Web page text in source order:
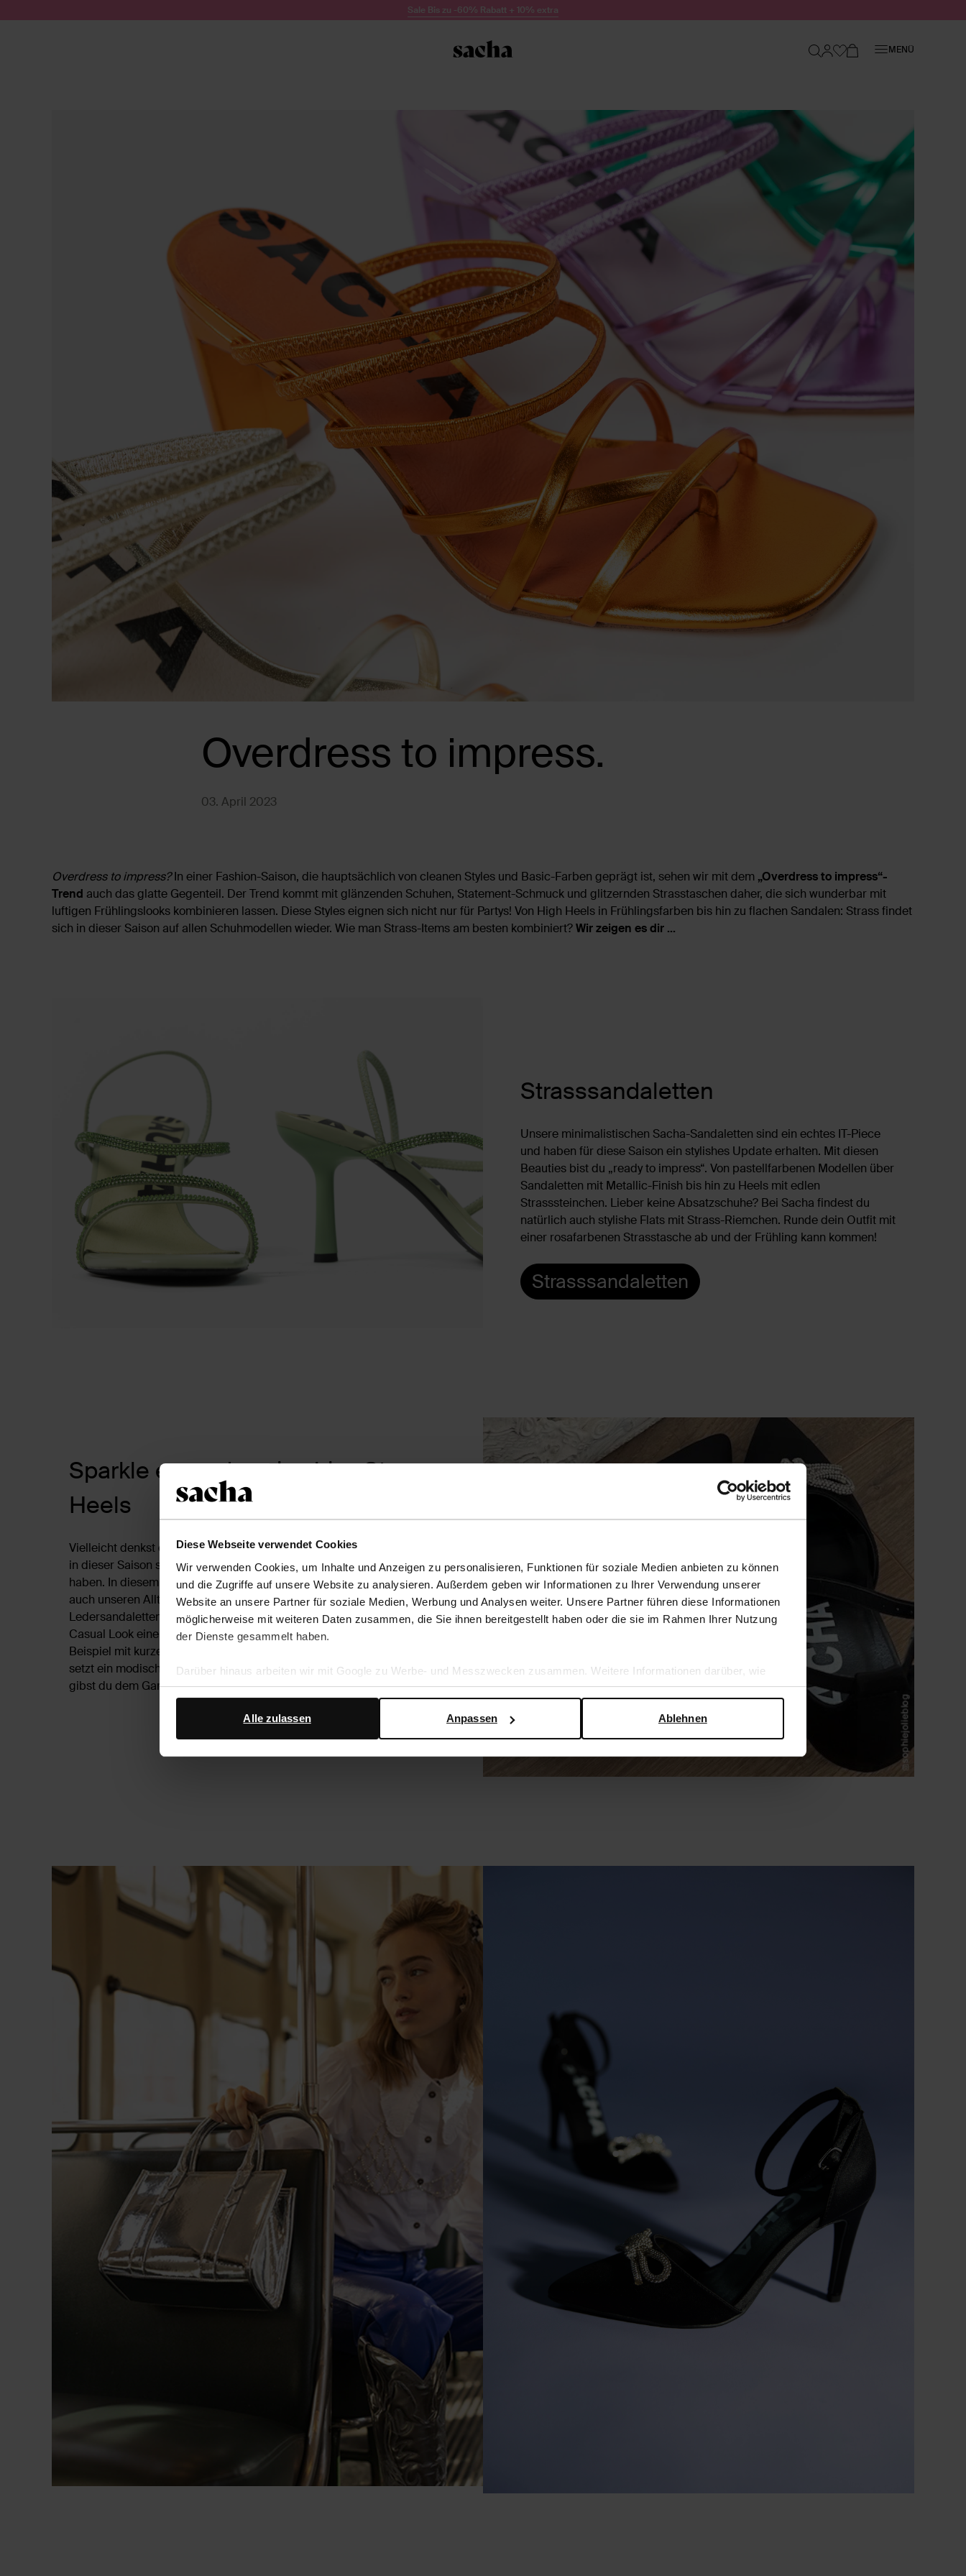
Diese Webseite verwendet Cookies
Wir verwenden Cookies, um Inhalte und Anzeigen zu personalisieren, Funktionen für soziale Medien anbieten zu können
und die Zugriffe auf unsere Website zu analysieren. Außerdem geben wir Informationen zu Ihrer Verwendung unserer
Website an unsere Partner für soziale Medien, Werbung und Analysen weiter. Unsere Partner führen diese Informationen
möglicherweise mit weiteren Daten zusammen, die Sie ihnen bereitgestellt haben oder die sie im Rahmen Ihrer Nutzung
der Dienste gesammelt haben.
Darüber hinaus arbeiten wir mit Google zu Werbe- und Messzwecken zusammen. Weitere Informationen darüber, wie
Google Ihre personenbezogenen Daten verwendet, finden Sie auf derSeite zur geschäftlichen Sicherheit und zum
Ablehnen
Anpassen
Alle zulassen
Sale Bis zu -60% Rabatt + 10% extra
MENÜ
Overdress to impress.
03. April 2023
Overdress to impress?In einer Fashion-Saison, die hauptsächlich von cleanen Styles und Basic-Farben geprägt ist, sehen wir mit dem „Overdress to impress“-
Trend auch das glatte Gegenteil. Der Trend kommt mit glänzenden Schuhen, Statement-Schmuck und glitzernden Strasstaschen daher, die sich wunderbar mit
luftigen Frühlingslooks kombinieren lassen. Diese Styles eignen sich nicht nur für Partys! Von High Heels in Frühlingsfarben bis hin zu flachen Sandalen: Strass findet
sich in dieser Saison auf allen Schuhmodellen wieder. Wie man Strass-Items am besten kombiniert?Wir zeigen es dir ...
Strasssandaletten
Unsere minimalistischen Sacha-Sandaletten sind ein echtes IT-Piece
und haben für diese Saison ein stylishes Update erhalten. Mit diesen
Beauties bist du „ready to impress“. Von pastellfarbenen Modellen über
Sandaletten mit Metallic-Finish bis hin zu Heels mit edlen
Strasssteinchen. Lieber keine Absatzschuhe? Bei Sacha findest du
natürlich auch stylishe Flats mit Strass-Riemchen. Runde dein Outfit mit
einer rosafarbenen Strasstasche ab und der Frühling kann kommen!
Strasssandaletten
Sparkle every day - in shiny Strass-
Heels
Vielleicht denkst du beim Wort Strass unweigerlich an Partylooks. Doch
in dieser Saison sind die glitzernden Steinchen für so viel mehr zu
haben. In diesem Frühling verhelfen wir mit glitzernden Strass-Items
auch unseren Alltags-Outfits zu Glanz und Glamour. Mit den
Ledersandaletten mit Strass-Riemchen von Sacha verpasst du jedem
Casual Look einen extrem stylishen Twist. Kombiniere die Beauties zum
Beispiel mit kurzen Denim-Shorts und einem auffälligen Shirt und du
setzt ein modisches Statement. Mit goldfarbenen Strass-Ohrringen
gibst du dem Ganzen den Finishing Touch.
Sandaletten mit Strass